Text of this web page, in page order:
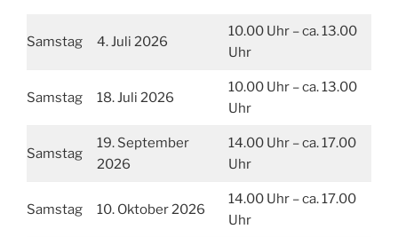
Samstag 4. Juli 2026
10.00 Uhr – ca. 13.00
Uhr
Samstag 18. Juli 2026
10.00 Uhr – ca. 13.00
Uhr
Samstag
19. September
2026
14.00 Uhr – ca. 17.00
Uhr
Samstag 10. Oktober 2026
14.00 Uhr – ca. 17.00
Uhr